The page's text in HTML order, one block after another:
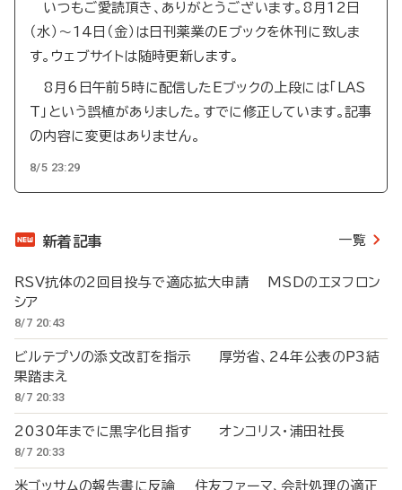
いつもご愛読頂き、ありがとうございます。8月12日
（水）～14日（金）は日刊薬業のEブックを休刊に致しま
す。ウェブサイトは随時更新します。
8月6日午前5時に配信したEブックの上段には「LAS
T」という誤植がありました。すでに修正しています。記事
の内容に変更はありません。
8/5 23:29
新着記事 一覧
RSV抗体の2回目投与で適応拡大申請 MSDのエヌフロン
シア
8/7 20:43
ビルテプソの添文改訂を指示 厚労省、24年公表のP3結
果踏まえ
8/7 20:33
2030年までに黒字化目指す オンコリス・浦田社長
8/7 20:33
米ゴッサムの報告書に反論 住友ファーマ、会計処理の適正